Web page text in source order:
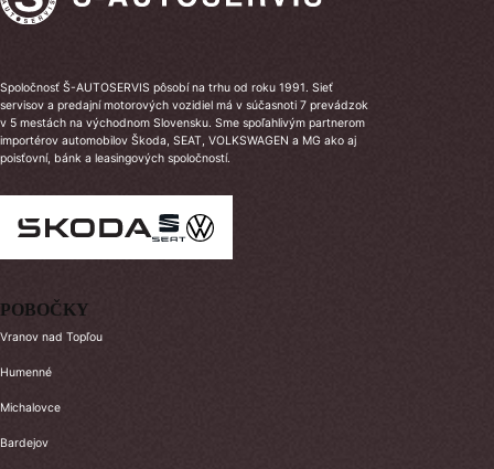
Spoločnosť Š-AUTOSERVIS pôsobí na trhu od roku 1991. Sieť
servisov a predajní motorových vozidiel má v súčasnoti 7 prevádzok
v 5 mestách na východnom Slovensku. Sme spoľahlivým partnerom
importérov automobilov Škoda, SEAT, VOLKSWAGEN a MG ako aj
poisťovní, bánk a leasingových spoločností.
POBOČKY
Vranov nad Topľou
Humenné
Michalovce
Bardejov